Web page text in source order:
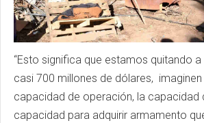
“Esto significa que estamos quitando
casi 700 millones de dólares,
capacidad de operación, la capacidad
capacidad para adquirir armamento